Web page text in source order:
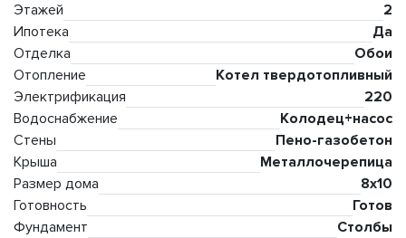
Этажей
2
Ипотека
Да
Отделка
Обои
Отопление
Котел твердотопливный
Электрификация
220
Водоснабжение
Колодец+насос
Стены
Пено-газобетон
Крыша
Металлочерепица
Размер дома
8x10
Готовность
Готов
Фундамент
Столбы